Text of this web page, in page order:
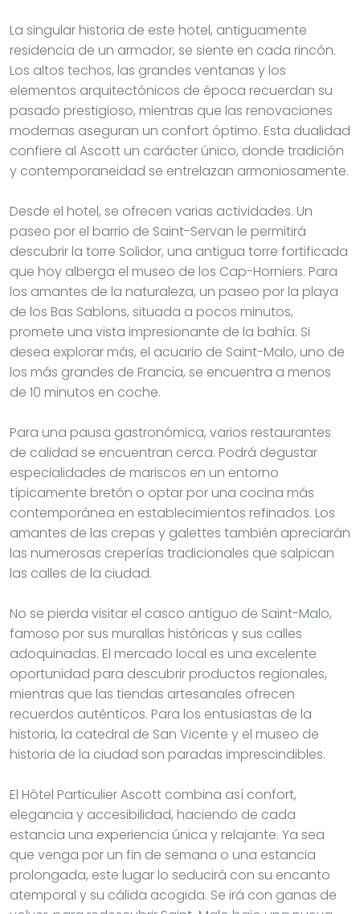
La singular historia de este hotel, antiguamente
residencia de un armador, se siente en cada rincón.
Los altos techos, las grandes ventanas y los
elementos arquitectónicos de época recuerdan su
pasado prestigioso, mientras que las renovaciones
modernas aseguran un confort óptimo. Esta dualidad
confiere al Ascott un carácter único, donde tradición
y contemporaneidad se entrelazan armoniosamente.
Desde el hotel, se ofrecen varias actividades. Un
paseo por el barrio de Saint-Servan le permitirá
descubrir la torre Solidor, una antigua torre fortificada
que hoy alberga el museo de los Cap-Horniers. Para
los amantes de la naturaleza, un paseo por la playa
de los Bas Sablons, situada a pocos minutos,
promete una vista impresionante de la bahía. Si
desea explorar más, el acuario de Saint-Malo, uno de
los más grandes de Francia, se encuentra a menos
de 10 minutos en coche.
Para una pausa gastronómica, varios restaurantes
de calidad se encuentran cerca. Podrá degustar
especialidades de mariscos en un entorno
típicamente bretón o optar por una cocina más
contemporánea en establecimientos refinados. Los
amantes de las crepas y galettes también apreciarán
las numerosas creperías tradicionales que salpican
las calles de la ciudad.
No se pierda visitar el casco antiguo de Saint-Malo,
famoso por sus murallas históricas y sus calles
adoquinadas. El mercado local es una excelente
oportunidad para descubrir productos regionales,
mientras que las tiendas artesanales ofrecen
recuerdos auténticos. Para los entusiastas de la
historia, la catedral de San Vicente y el museo de
historia de la ciudad son paradas imprescindibles.
El Hôtel Particulier Ascott combina así confort,
elegancia y accesibilidad, haciendo de cada
estancia una experiencia única y relajante. Ya sea
que venga por un fin de semana o una estancia
prolongada, este lugar lo seducirá con su encanto
atemporal y su cálida acogida. Se irá con ganas de